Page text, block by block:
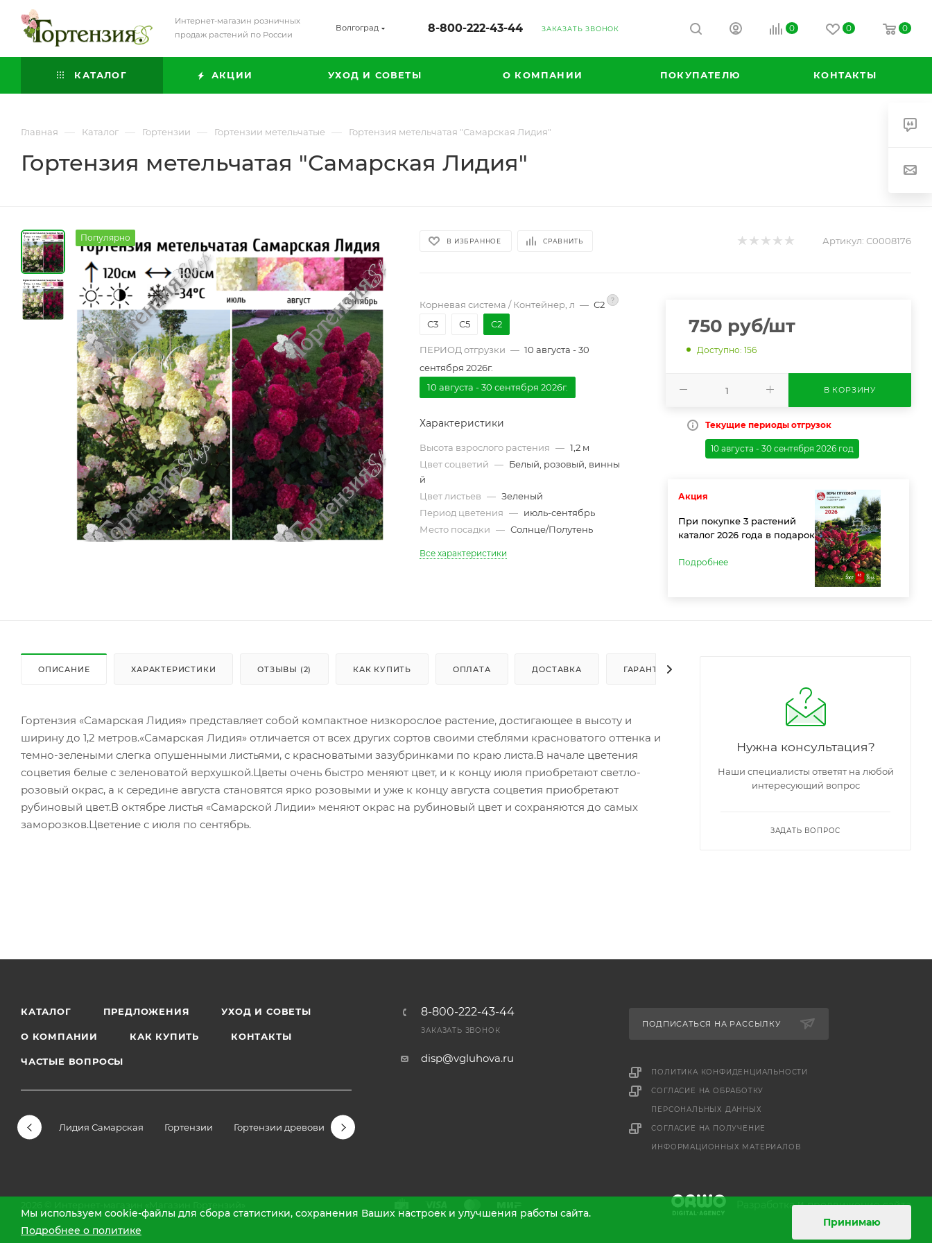
Интернет-магазин розничных
продаж растений по России
Волгоград 8-800-222-43-44 ЗАКАЗАТЬ ЗВОНОК 0 0 0
КАТАЛОГ АКЦИИ УХОД И СОВЕТЫ О КОМПАНИИ ПОКУПАТЕЛЮ КОНТАКТЫ
Главная — Каталог — Гортензии — Гортензии метельчатые — Гортензия метельчатая "Самарская Лидия"
Гортензия метельчатая "Самарская Лидия"
Популярно В ИЗБРАННОЕ СРАВНИТЬ Артикул: С0008176
Корневая система / Контейнер, л — С2 ?
С3 С5 С2
ПЕРИОД отгрузки — 10 августа - 30
сентября 2026г.
10 августа - 30 сентября 2026г.
Характеристики
Высота взрослого растения — 1,2 м
Цвет соцветий — Белый, розовый, винны
й
Цвет листьев — Зеленый
Период цветения — июль-сентябрь
Место посадки — Солнце/Полутень
Все характеристики
750 руб/шт
Доступно: 156
В КОРЗИНУ
Текущие периоды отгрузок
10 августа - 30 сентября 2026 год
Акция
При покупке 3 растений
каталог 2026 года в подарок
Подробнее
ОПИСАНИЕ ХАРАКТЕРИСТИКИ ОТЗЫВЫ (2) КАК КУПИТЬ ОПЛАТА ДОСТАВКА ГАРАНТИИ
Гортензия «Самарская Лидия» представляет собой компактное низкорослое растение, достигающее в высоту и
ширину до 1,2 метров.«Самарская Лидия» отличается от всех других сортов своими стеблями красноватого оттенка и
темно-зелеными слегка опушенными листьями, с красноватыми зазубринками по краю листа.В начале цветения
соцветия белые с зеленоватой верхушкой.Цветы очень быстро меняют цвет, и к концу июля приобретают светло-
розовый окрас, а к середине августа становятся ярко розовыми и уже к концу августа соцветия приобретают
рубиновый цвет.В октябре листья «Самарской Лидии» меняют окрас на рубиновый цвет и сохраняются до самых
заморозков.Цветение с июля по сентябрь.
Нужна консультация?
Наши специалисты ответят на любой
интересующий вопрос
ЗАДАТЬ ВОПРОС
КАТАЛОГ ПРЕДЛОЖЕНИЯ УХОД И СОВЕТЫ
О КОМПАНИИ КАК КУПИТЬ КОНТАКТЫ
ЧАСТЫЕ ВОПРОСЫ
Лидия Самарская Гортензии Гортензии древовидные
8-800-222-43-44
ЗАКАЗАТЬ ЗВОНОК
disp@vgluhova.ru
ПОДПИСАТЬСЯ НА РАССЫЛКУ
ПОЛИТИКА КОНФИДЕНЦИАЛЬНОСТИ
СОГЛАСИЕ НА ОБРАБОТКУ
ПЕРСОНАЛЬНЫХ ДАННЫХ
СОГЛАСИЕ НА ПОЛУЧЕНИЕ
ИНФОРМАЦИОННЫХ МАТЕРИАЛОВ
Разработкаипродвижение сайта
Мы используем cookie-файлы для сбора статистики, сохранения Ваших настроек и улучшения работы сайта.
Подробнее о политике
Принимаю